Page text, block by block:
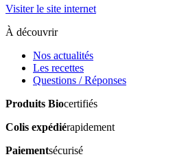
Visiter le site internet
À découvrir
Nos actualités
Les recettes
Questions / Réponses
Produits Biocertifiés
Colis expédiérapidement
Paiementsécurisé